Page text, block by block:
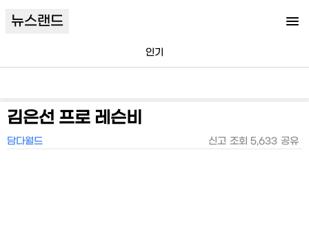
뉴스랜드
인기
김은선 프로 레슨비
담다월드 신고 조회 5,633 공유